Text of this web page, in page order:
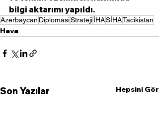
bilgi aktarımı yapıldı.
Azerbaycan DiplomasiStratejiİHASİHATacikistan
Hava
Son Yazılar Hepsini Gör